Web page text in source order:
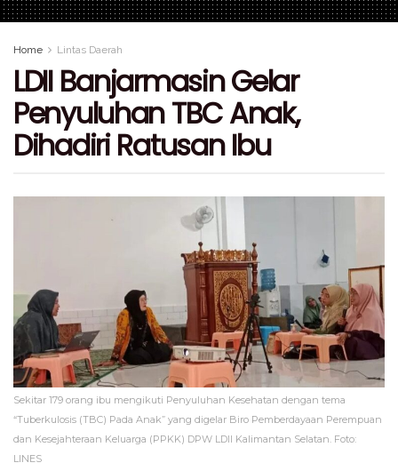
Home Lintas Daerah
LDII Banjarmasin Gelar
Penyuluhan TBC Anak,
Dihadiri Ratusan Ibu
Sekitar 179 orang ibu mengikuti Penyuluhan Kesehatan dengan tema
“Tuberkulosis (TBC) Pada Anak” yang digelar Biro Pemberdayaan Perempuan
dan Kesejahteraan Keluarga (PPKK) DPW LDII Kalimantan Selatan. Foto:
LINES